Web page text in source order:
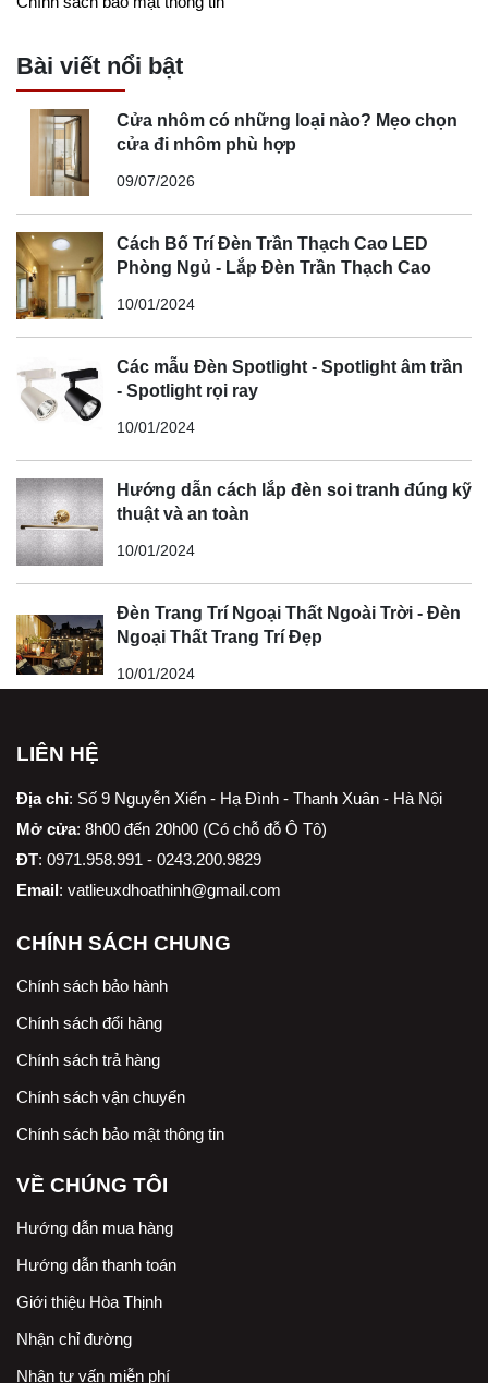
Bài viết nổi bật
Cửa nhôm có những loại nào? Mẹo chọn
cửa đi nhôm phù hợp
09/07/2026
Cách Bố Trí Đèn Trần Thạch Cao LED
Phòng Ngủ - Lắp Đèn Trần Thạch Cao
10/01/2024
Các mẫu Đèn Spotlight - Spotlight âm trần
- Spotlight rọi ray
10/01/2024
Hướng dẫn cách lắp đèn soi tranh đúng kỹ
thuật và an toàn
10/01/2024
Đèn Trang Trí Ngoại Thất Ngoài Trời - Đèn
Ngoại Thất Trang Trí Đẹp
10/01/2024
LIÊN HỆ
Địa chỉ: Số 9 Nguyễn Xiển - Hạ Đình - Thanh Xuân - Hà Nội
Mở cửa: 8h00 đến 20h00 (Có chỗ đỗ Ô Tô)
ĐT: 0971.958.991 - 0243.200.9829
Email: vatlieuxdhoathinh@gmail.com
CHÍNH SÁCH CHUNG
Chính sách bảo hành
Chính sách đổi hàng
Chính sách trả hàng
Chính sách vận chuyển
Chính sách bảo mật thông tin
VỀ CHÚNG TÔI
Hướng dẫn mua hàng
Hướng dẫn thanh toán
Giới thiệu Hòa Thịnh
Nhận chỉ đường
Nhận tư vấn miễn phí